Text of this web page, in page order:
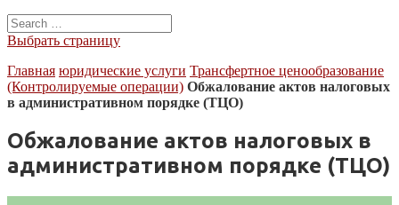
Выбрать страницу
Главная юридические услуги Трансфертное ценообразование
(Контролируемые операции) Обжалование актов налоговых
в административном порядке (ТЦО)
Обжалование актов налоговых в
административном порядке (ТЦО)